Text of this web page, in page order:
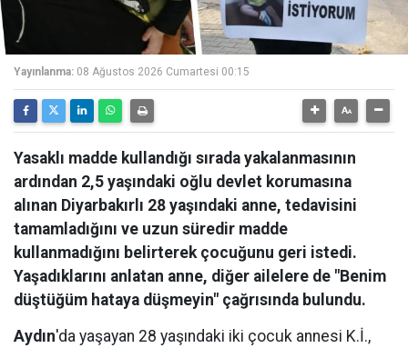
Yayınlanma: 08 Ağustos 2026 Cumartesi 00:15
Yasaklı madde kullandığı sırada yakalanmasının
ardından 2,5 yaşındaki oğlu devlet korumasına
alınan Diyarbakırlı 28 yaşındaki anne, tedavisini
tamamladığını ve uzun süredir madde
kullanmadığını belirterek çocuğunu geri istedi.
Yaşadıklarını anlatan anne, diğer ailelere de "Benim
düştüğüm hataya düşmeyin" çağrısında bulundu.
Aydın'da yaşayan 28 yaşındaki iki çocuk annesi K.İ.,